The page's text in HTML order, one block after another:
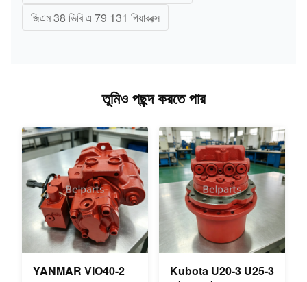
জিএম 38 ভিবি এ 79 131 গিয়ারবক্স
তুমিও পছন্দ করতে পার
YANMAR VIO40-2
Kubota U20-3 U25-3